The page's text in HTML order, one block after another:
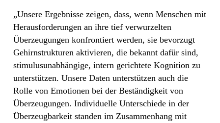
„Unsere Ergebnisse zeigen, dass, wenn Menschen mit
Herausforderungen an ihre tief verwurzelten
Überzeugungen konfrontiert werden, sie bevorzugt
Gehirnstrukturen aktivieren, die bekannt dafür sind,
stimulusunabhängige, intern gerichtete Kognition zu
unterstützen. Unsere Daten unterstützen auch die
Rolle von Emotionen bei der Beständigkeit von
Überzeugungen. Individuelle Unterschiede in der
Überzeugbarkeit standen im Zusammenhang mit